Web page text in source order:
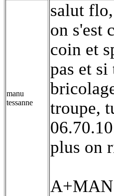
manu
tessanne
salut
on s'est
coin et
pas et
troupe,
plus on
A+MAN